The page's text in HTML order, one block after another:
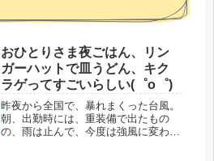
おひとりさま夜ごはん、リン
ガーハットで皿うどん、キク
ラゲってすごいらしい(゜o゜)
昨夜から全国で、暴れまくった台風。
朝、出勤時には、重装備で出たもの
の、雨は止んで、今度は強風に変わっ